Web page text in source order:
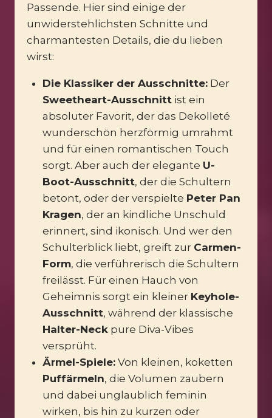
Passende. Hier sind einige der
unwiderstehlichsten Schnitte und
charmantesten Details, die du lieben
wirst:
Die Klassiker der Ausschnitte:Der
Sweetheart-Ausschnittist ein
absoluter Favorit, der das Dekolleté
wunderschön herzförmig umrahmt
und für einen romantischen Touch
sorgt. Aber auch der elegante U-
Boot-Ausschnitt, der die Schultern
betont, oder der verspielte Peter Pan
Kragen, der an kindliche Unschuld
erinnert, sind ikonisch. Und wer den
Schulterblick liebt, greift zur Carmen-
Form, die verführerisch die Schultern
freilässt. Für einen Hauch von
Geheimnis sorgt ein kleiner Keyhole-
Ausschnitt, während der klassische
Halter-Neckpure Diva-Vibes
versprüht.
Ärmel-Spiele:Von kleinen, koketten
Puffärmeln, die Volumen zaubern
und dabei unglaublich feminin
wirken, bis hin zu kurzen oder